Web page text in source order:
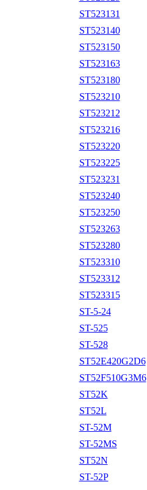
ST523131
ST523140
ST523150
ST523163
ST523180
ST523210
ST523212
ST523216
ST523220
ST523225
ST523231
ST523240
ST523250
ST523263
ST523280
ST523310
ST523312
ST523315
ST-5-24
ST-525
ST-528
ST52E420G2D6
ST52F510G3M6
ST52K
ST52L
ST-52M
ST-52MS
ST52N
ST-52P